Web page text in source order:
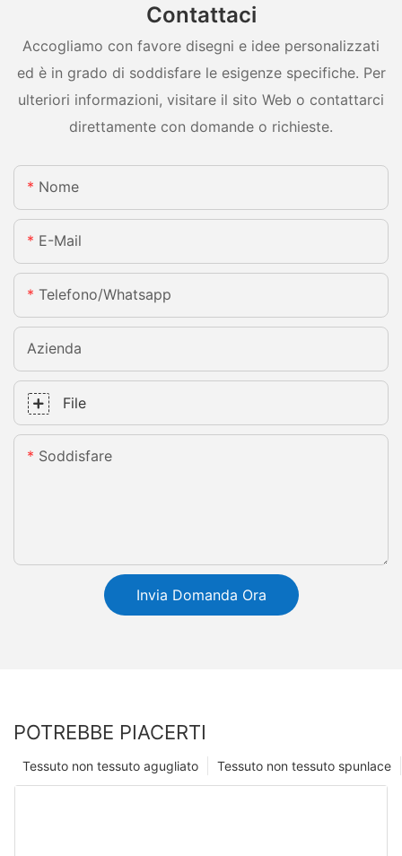
Contattaci
Accogliamo con favore disegni e idee personalizzati
ed è in grado di soddisfare le esigenze specifiche. Per
ulteriori informazioni, visitare il sito Web o contattarci
direttamente con domande o richieste.
Nome
E-Mail
Telefono/whatsapp
Azienda
File
Soddisfare
Invia Domanda Ora
POTREBBE PIACERTI
Tessuto non tessuto spunlace
Tessuto non tessuto agugliato